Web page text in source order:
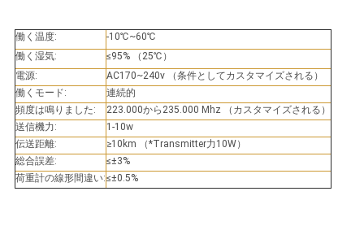
い
地
図
PRIVACY
働く温度:
-10℃~60℃
働く湿気:
≤95% （25℃）
電源:
AC170~240v （条件としてカスタマイズされる）
働くモード:
連続的
頻度は鳴りました:
223.000から235.000 Mhz （カスタマイズされる）
送信機力:
1-10w
伝送距離:
≥10km （*Transmitter力10W）
総合誤差:
≤±3%
荷重計の線形間違い:≤±0.5%